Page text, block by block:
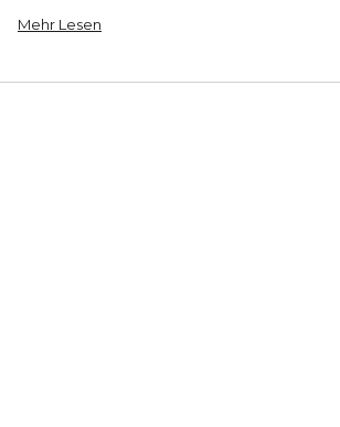
Mehr Lesen